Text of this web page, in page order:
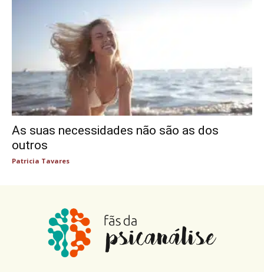
As suas necessidades não são as dos
outros
Patricia Tavares